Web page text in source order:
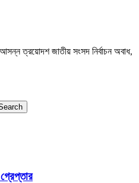
ত্রয়োদশ জাতীয় সংসদ নির্বাচন অবাধ,